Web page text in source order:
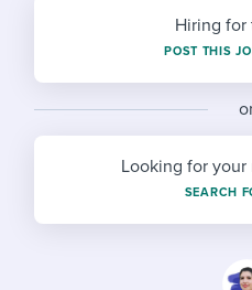
Finding
Policy
Step-
Free
Pay &
Career
Modern
Hiring for
POST THIS
Looking for your
SEARCH